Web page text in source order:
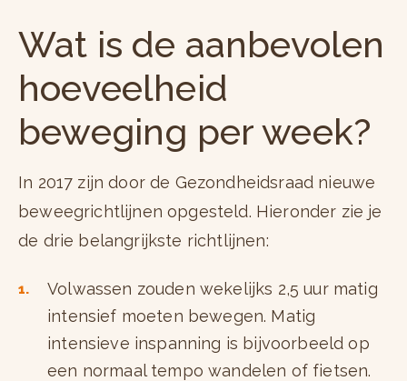
Wat is de aanbevolen
hoeveelheid
beweging per week?
In 2017 zijn door de Gezondheidsraad nieuwe
beweegrichtlijnen opgesteld. Hieronder zie je
de drie belangrijkste richtlijnen:
Volwassen zouden wekelijks 2,5 uur matig
intensief moeten bewegen. Matig
intensieve inspanning is bijvoorbeeld op
een normaal tempo wandelen of fietsen.